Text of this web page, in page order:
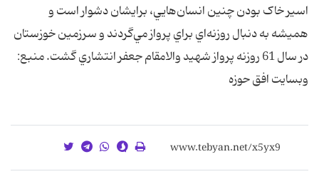
اسير خاک بودن چنين انسان‌هايي، برايشان دشوار است و
هميشه به دنبال روزنه‌اي براي پرواز مي‌گردند و سرزمين خوزستان
در سال 61 روزنه پرواز شهيد والامقام جعفر انتشاري گشت. منبع:
وبسایت افق حوزه